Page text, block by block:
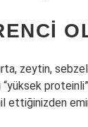
zeytin,
ettiğinizden